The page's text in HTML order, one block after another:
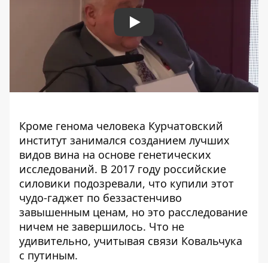
Play
Кроме генома человека Курчатовский
институт занимался созданием лучших
видов вина на основе генетических
исследований. В 2017 году российские
силовики подозревали, что купили этот
чудо-гаджет по беззастенчиво
завышенным ценам, но это расследование
ничем не завершилось. Что не
удивительно, учитывая связи Ковальчука
с путиным.